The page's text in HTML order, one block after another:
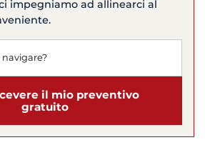
impegniamo ad allinearci al
il mio preventivo
gratuito